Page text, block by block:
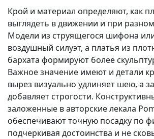
Крой и материал определяют, как
выглядеть в движении и при
Модели из струящегося шифона
воздушный силуэт, а платья из
бархата формируют более
Важное значение имеют и детали
вырез визуально удлиняет шею, а
добавляет строгости.
заложенные в авторские лекала
обеспечивают точную посадку по
подчеркивая достоинства и не